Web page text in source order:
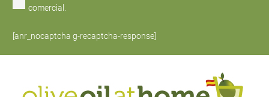
comercial.
[anr_nocaptcha g-recaptcha-response]